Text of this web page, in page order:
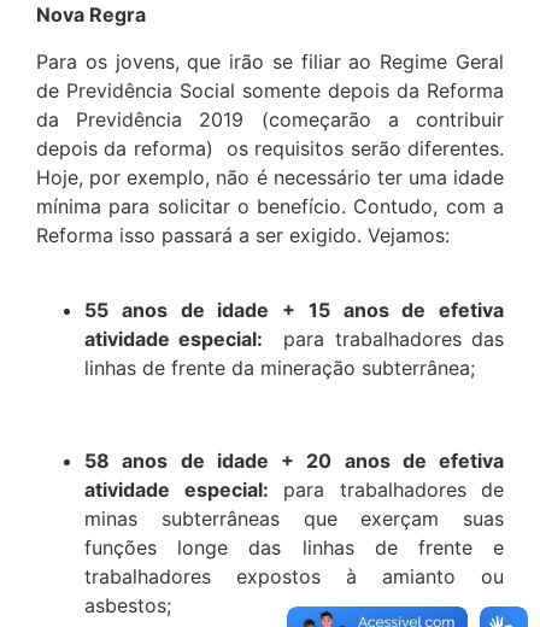
Nova Regra
Para os jovens, que irão se filiar ao Regime Geral
de Previdência Social somente depois da Reforma
da Previdência 2019 (começarão a contribuir
depois da reforma) os requisitos serão diferentes.
Hoje, por exemplo, não é necessário ter uma idade
mínima para solicitar o benefício. Contudo, com a
Reforma isso passará a ser exigido. Vejamos:
55 anos de idade + 15 anos de efetiva
atividade especial: para trabalhadores das
linhas de frente da mineração subterrânea;
58 anos de idade + 20 anos de efetiva
atividade especial: para trabalhadores de
minas subterrâneas que exerçam suas
funções longe das linhas de frente e
trabalhadores expostos à amianto ou
asbestos;